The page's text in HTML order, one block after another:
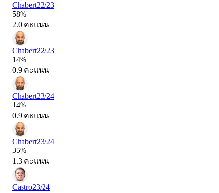
Chabert22/23
58%
2.0 คะแนน
Chabert22/23
14%
0.9 คะแนน
Chabert23/24
14%
0.9 คะแนน
Chabert23/24
35%
1.3 คะแนน
Castro23/24